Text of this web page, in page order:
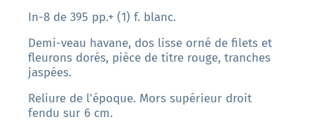
In-8 de 395 pp.+ (1) f. blanc.
Demi-veau havane, dos lisse orné de filets et
fleurons dorés, pièce de titre rouge, tranches
jaspées.
Reliure de l'époque. Mors supérieur droit
fendu sur 6 cm.